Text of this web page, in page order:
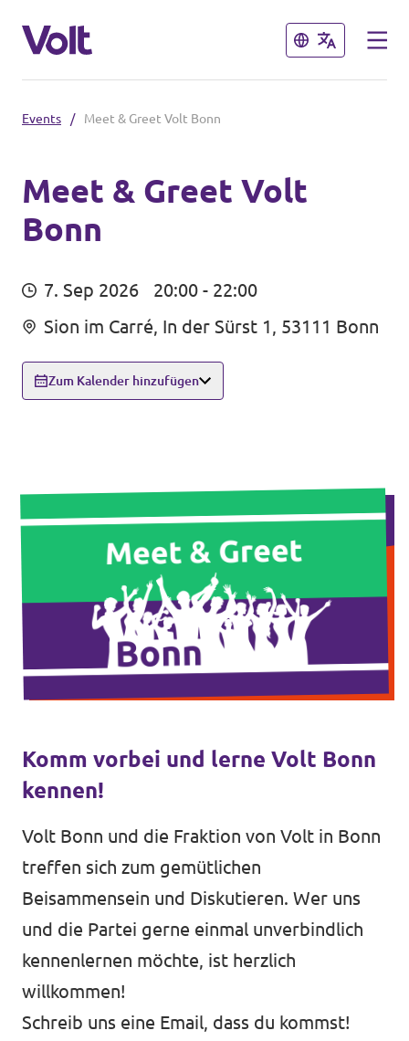
Schließen
Volt in Nordrhein-Westfalen
Website von Volt NRW
Volt vor Ort in NRW
Volt in Deutschland
Volt Deutschland
Volt in deinem Bundesland
Schließen
Programm
Menschen
Neuigkeiten
Kontakt zu Volt Bonn
Mach mit bei Volt Bonn
Deine Spende für Volt
Werde Mitglied von Volt
Volt Bonn Newsletter
Intranet von Volt Bonn
Datenschutz
Events / Meet & Greet Volt Bonn
Meet & Greet Volt
Bonn
7. Sep 2026
20:00 - 22:00
Sion im Carré, In der Sürst 1, 53111 Bonn
Zum Kalender hinzufügen
Komm vorbei und lerne Volt Bonn
kennen!
Volt Bonn und die Fraktion von Volt in Bonn
treffen sich zum gemütlichen
Beisammensein und Diskutieren. Wer uns
und die Partei gerne einmal unverbindlich
kennenlernen möchte, ist herzlich
willkommen!
Schreib uns eine Email, dass du kommst!